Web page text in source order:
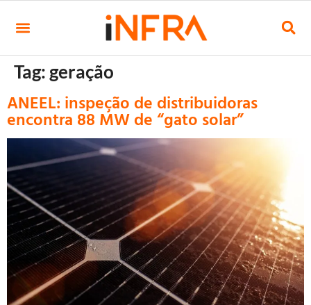
Tag: geração
ANEEL: inspeção de distribuidoras
encontra 88 MW de “gato solar”